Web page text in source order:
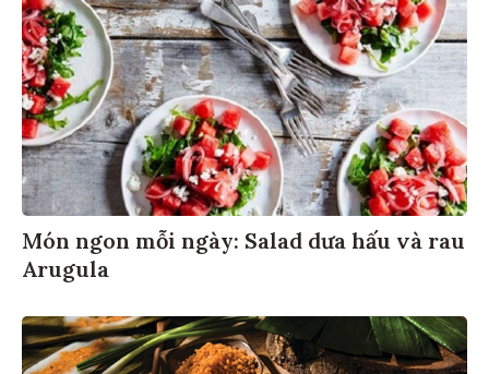
Món ngon mỗi ngày: Salad dưa hấu và rau
Arugula